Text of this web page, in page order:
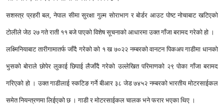
सशस्त्र प्रहरी बल, नेपाल सीमा सुरक्षा गुल्म सोराभाग र बोर्डर आउट पोष्ट नोचाबाट खटिएको
टोलीले जेठ २७ गते राती ११ बजे पाएको विशेष सूचनाको आधारमा उक्त गाँजा बरामद गरेको हो ।
लक्ष्मिनियाबाट तारीगामातर्फ जाँदै गरेको को १ ख ७०२२ नम्बरको वानटन पिकअप गाडीमा धानको
भुसको बोराले छोपेर लुकाई छिपाई लैजाँदै गरेको उल्लेखित परिमाणको २९ पोका गाँजा बरामद
गरिएको हो । उक्त गाडीलाई स्कटिङ गर्ने बीआर ३८ जेड ७४५२ नम्बरको भारतीय मोटरसाईकल
समेत नियन्त्रणमा लिईएको छ । गाडी र मोटरसाईकल चालक भने फरार भएका थिए ।